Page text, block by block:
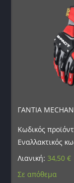
ΓΑΝΤΙΑ
Κωδικός
Εναλλακτικός
Λιανική: 34,50€
Σε απόθεμα